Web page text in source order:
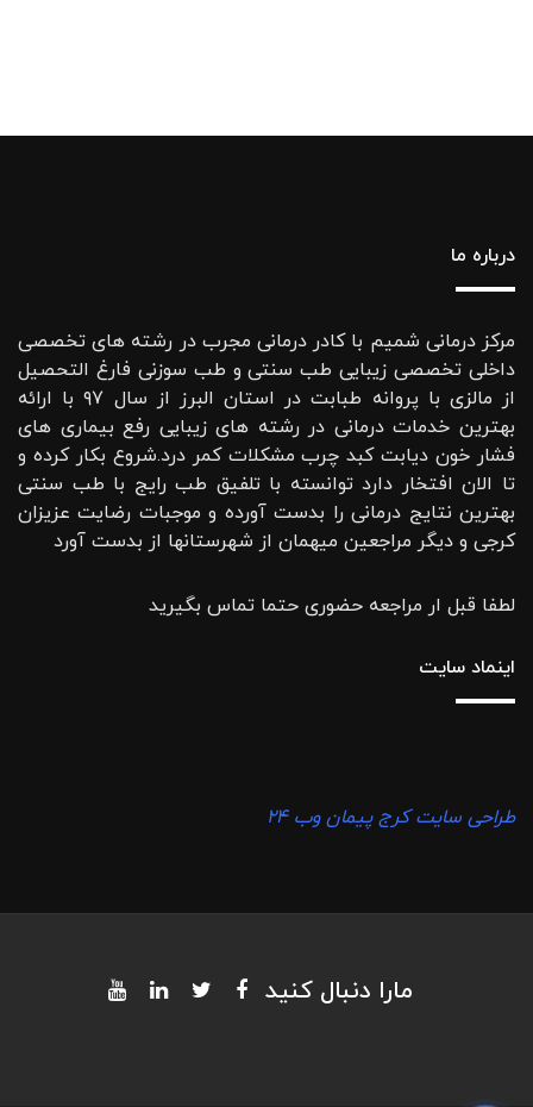
درباره ما
مرکز درمانی شمیم با کادر درمانی مجرب در رشته های تخصصی
داخلی تخصصی زیبایی طب سنتی و طب سوزنی فارغ التحصیل
از مالزی با پروانه طبابت در استان البرز از سال ۹۷ با ارائه
بهترین خدمات درمانی در رشته‌ های زیبایی رفع بیماری های
فشار خون دیابت کبد چرب مشکلات کمر درد.شروع بکار کرده و
تا الان افتخار دارد توانسته با تلفیق طب رایج با طب سنتی
بهترین نتایج درمانی را بدست آورده و موجبات رضایت عزیزان
کرجی و دیگر مراجعین میهمان از شهرستانها از بدست آورد
لطفا قبل ار مراجعه حضوری حتما تماس بگیرید
اینماد سایت
طراحی سایت کرج پیمان وب ۲۴
مارا دنبال کنید